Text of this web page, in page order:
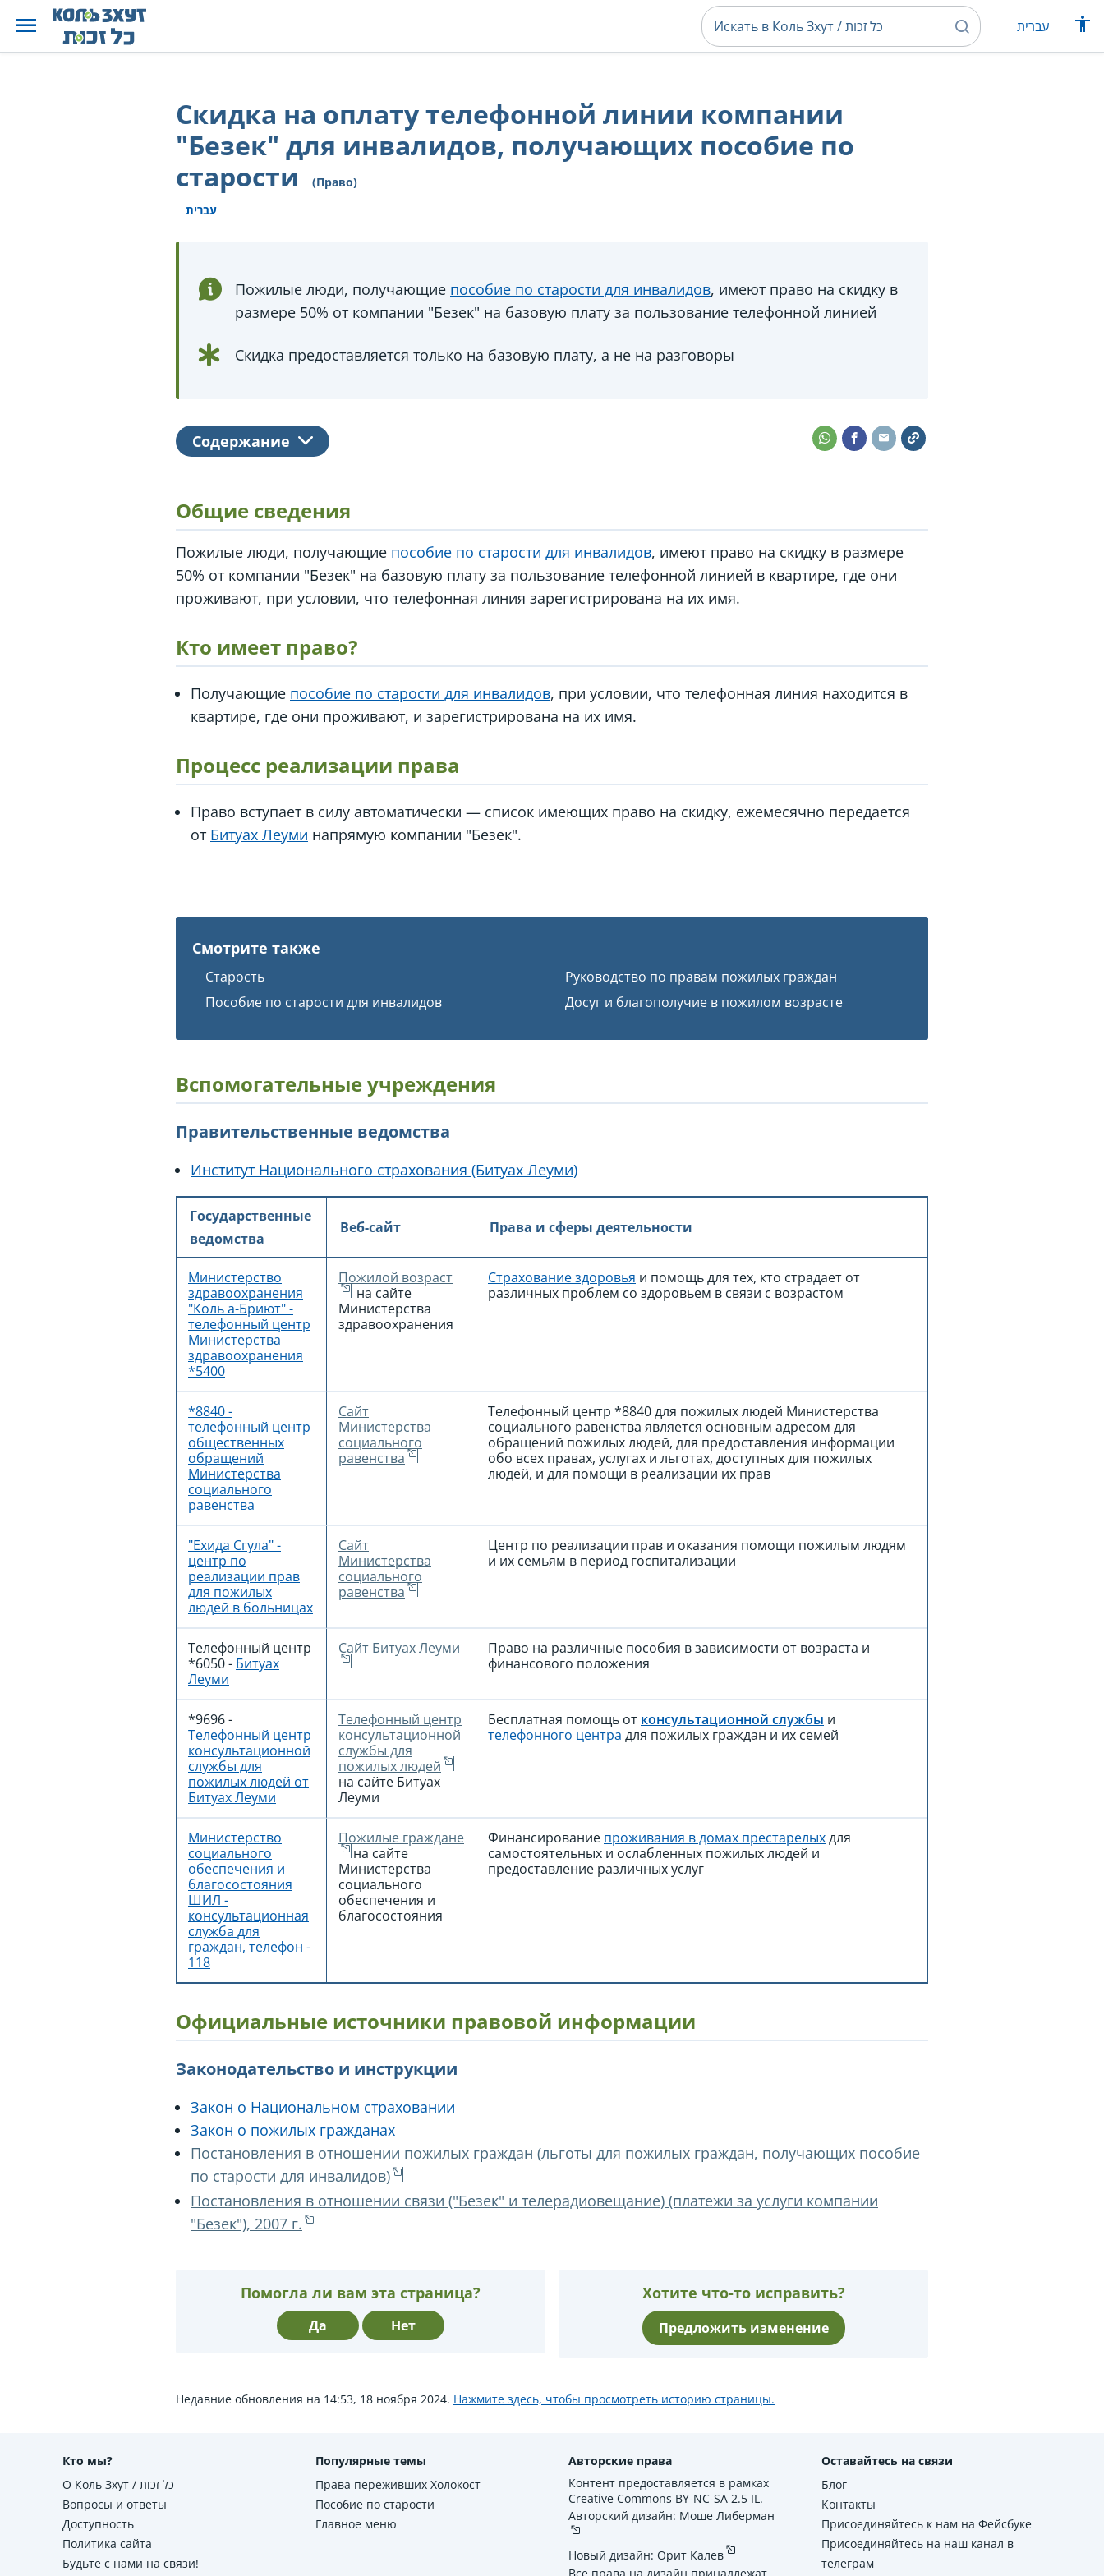
עברית
Скидка на оплату телефонной линии компании
"Безек" для инвалидов, получающих пособие по
старости
(Право)
עברית
Пожилые люди, получающие пособие по старости для инвалидов, имеют право на скидку в
размере 50% от компании "Безек" на базовую плату за пользование телефонной линией
Скидка предоставляется только на базовую плату, а не на разговоры
Содержание
Общие сведения
Пожилые люди, получающие пособие по старости для инвалидов, имеют право на скидку в размере
50% от компании "Безек" на базовую плату за пользование телефонной линией в квартире, где они
проживают, при условии, что телефонная линия зарегистрирована на их имя.
Кто имеет право?
Получающие пособие по старости для инвалидов, при условии, что телефонная линия находится в
квартире, где они проживают, и зарегистрирована на их имя.
Процесс реализации права
Право вступает в силу автоматически — список имеющих право на скидку, ежемесячно передается
от Битуах Леуми напрямую компании "Безек".
Смотрите также
Старость
Руководство по правам пожилых граждан
Пособие по старости для инвалидов
Досуг и благополучие в пожилом возрасте
Вспомогательные учреждения
Правительственные ведомства
Институт Национального страхования (Битуах Леуми)
Государственные
ведомства
Веб-сайт Права и сферы деятельности
Министерство
здравоохранения
"Коль а-Бриют" -
телефонный центр
Министерства
здравоохранения
*5400
Пожилой возраст
на сайте
Министерства
здравоохранения
Страхование здоровья и помощь для тех, кто страдает от
различных проблем со здоровьем в связи с возрастом
*8840 -
телефонный центр
общественных
обращений
Министерства
социального
равенства
Сайт
Министерства
социального
равенства
Телефонный центр *8840для пожилых людей Министерства
социального равенства является основным адресом для
обращений пожилых людей, для предоставления информации
обо всех правах, услугах и льготах, доступных для пожилых
людей, и для помощи в реализации их прав
"Ехида Сгула" -
центр по
реализации прав
для пожилых
людей в больницах
Сайт
Министерства
социального
равенства
Центр по реализации прав и оказания помощи пожилым людям
и их семьям в период госпитализации
Телефонный центр
*6050- Битуах
Леуми
Сайт Битуах Леуми
Право на различные пособия в зависимости от возраста и
финансового положения
*9696-
Телефонный центр
консультационной
службы для
пожилых людей от
Битуах Леуми
Телефонный центр
консультационной
службы для
пожилых людей
на сайте Битуах
Леуми
Бесплатная помощь от консультационной службы и
телефонного центра для пожилых граждан и их семей
Министерство
социального
обеспечения и
благосостояния
ШИЛ -
консультационная
служба для
граждан, телефон -
118
Пожилые граждане
на сайте
Министерства
социального
обеспечения и
благосостояния
Финансирование проживания в домах престарелыхдля
самостоятельных и ослабленных пожилых людей и
предоставление различных услуг
Официальные источники правовой информации
Законодательство и инструкции
Закон о Национальном страховании
Закон о пожилых гражданах
Постановления в отношении пожилых граждан (льготы для пожилых граждан, получающих пособие
по старости для инвалидов)
Постановления в отношении связи ("Безек" и телерадиовещание) (платежи за услуги компании
"Безек"), 2007 г.
Помогла ли вам эта страница?
Да Нет
Хотите что-то исправить?
Предложить изменение
Недавние обновления на 14:53, 18 ноября 2024. Нажмите здесь, чтобы просмотреть историю страницы.
Кто мы?
О Коль Зхут / כל זכות
Вопросы и ответы
Доступность
Политика сайта
Будьте с нами на связи!
Популярные темы
Права переживших Холокост
Пособие по старости
Главное меню
Авторские права
Контент предоставляется в рамках
Creative Commons BY-NC-SA 2.5 IL.
Авторский дизайн: Моше Либерман
Новый дизайн: Орит Калев
Оставайтесь на связи
Блог
Контакты
Присоединяйтесь к нам на Фейсбуке
Присоединяйтесь на наш канал в
телеграм